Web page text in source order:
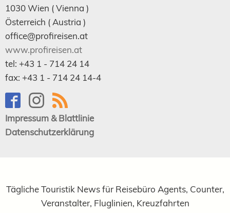
1030Wien ( Vienna )
Österreich ( Austria )
office@profireisen.at
www.profireisen.at
tel: +43 1 - 714 24 14
fax: +43 1 - 714 24 14-4
Impressum & Blattlinie
Datenschutzerklärung
Tägliche Touristik News für Reisebüro Agents, Counter,
Veranstalter, Fluglinien, Kreuzfahrten